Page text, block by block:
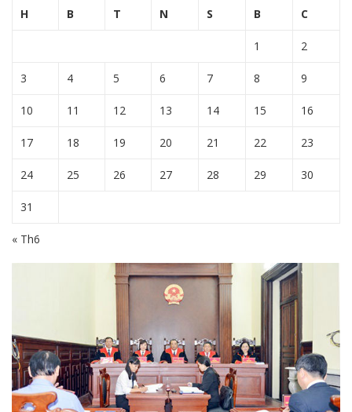
H B T N S B C
1 2
3 4 5 6 7 8 9
10 11 12 13 14 15 16
17 18 19 20 21 22 23
24 25 26 27 28 29 30
31
« Th6